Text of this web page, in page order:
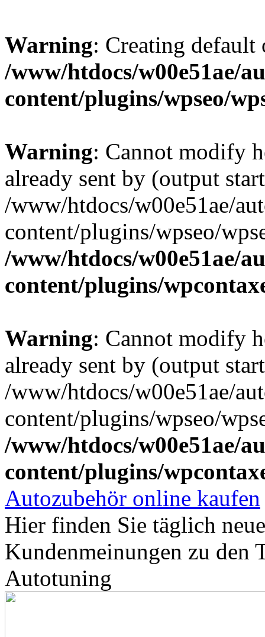
Warning: Creating
/www/htdocs/w00e51ae/
content/plugins/wpseo/
Warning: Cannot modify
already sent by (output
/www/htdocs/w00e51ae/
content/plugins/wpseo/
/www/htdocs/w00e51ae/
content/plugins/
Warning: Cannot modify
already sent by (output
/www/htdocs/w00e51ae/
content/plugins/wpseo/
/www/htdocs/w00e51ae/
content/plugins/
Autozubehör online kaufen
Hier finden Sie täglich
Kundenmeinungen zu den
Autotuning